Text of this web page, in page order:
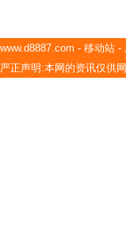
www.d8887.com - 移动站 -
严正声明:本网的资讯仅供